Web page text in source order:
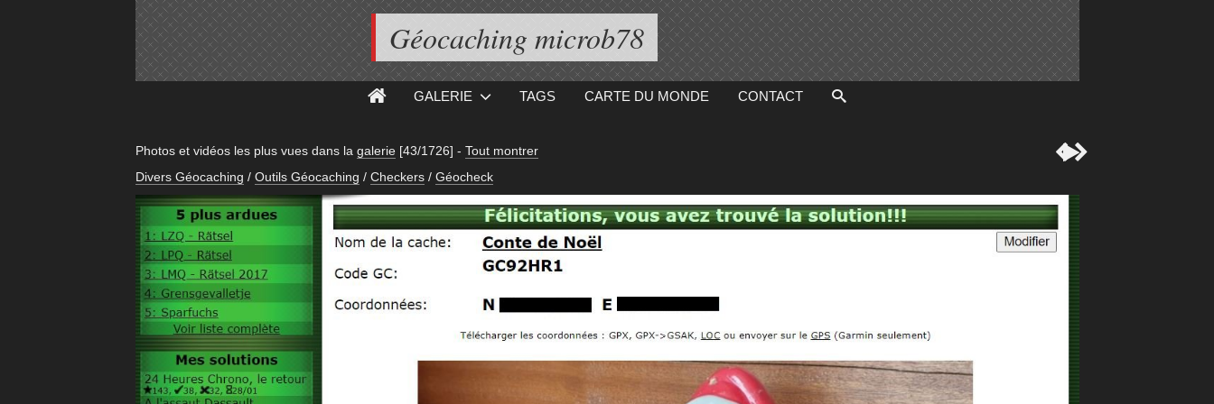
Géocaching microb78
GALERIE TAGS CARTE DU MONDE CONTACT
Photos et vidéos les plus vues dans la galerie [43/1726] - Tout montrer
Divers Géocaching / Outils Géocaching / Checkers / Géocheck
